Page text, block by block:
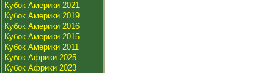
Кубок Америки 2021
Кубок Америки 2019
Кубок Америки 2016
Кубок Америки 2015
Кубок Америки 2011
Кубок Африки 2025
Кубок Африки 2023